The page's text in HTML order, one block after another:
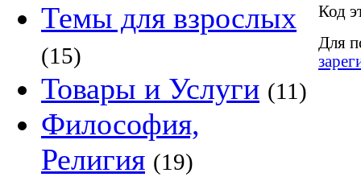
Темы для взрослых
(15)
Товары и Услуги (11)
Философия,
Религия (19)
Код
Для